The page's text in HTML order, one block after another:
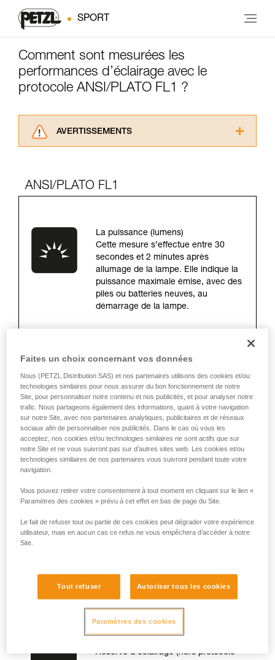
SPORT
Comment sont mesurées les
performances d’éclairage avec le
protocole ANSI/PLATO FL1 ?
AVERTISSEMENTS
consulter. Vous devez avoir compris les
informations de la notice technique pour
Maîtriser ces techniques nécessite une
formation et un entraînement spécifique. Validez
avec un professionnel votre capacité à refaire
la manipulation, seul, en toute sécurité, avant
de la reproduire en autonomie.
Nous donnons des exemples de techniques
liées à votre activité. Il peut en exister d’autres
ANSI/PLATO FL1
La puissance (lumens)
Cette mesure s’effectue entre 30
secondes et 2 minutes après
allumage de la lampe. Elle indique la
puissance maximale émise, avec des
piles ou batteries neuves, au
démarrage de la lampe.
Il s’agit de la distance maximale entre
0,25 lux d’éclairement. La mesure est
faite à l’allumage avec des piles ou
batteries neuves. La distance
d’éclairage dépend directement de la
puissance d’éclairage, mais surtout
de la forme du faisceau.
Elle correspond à la durée pendant
se mesure à partir de 30 secondes
après l’allumage de la lampe jusqu’à
Réserve d’éclairage (hors protocole
Faites un choix concernant vos données
Nous (PETZL Distribution SAS) et nos partenaires utilisons des cookies et/ou
technologies similaires pour nous assurer du bon fonctionnement de notre
Site, pour personnaliser notre contenu et nos publicités, et pour analyser notre
trafic. Nous partageons également des informations, quant à votre navigation
sur notre Site, avec nos partenaires analytiques, publicitaires et de réseaux
sociaux afin de personnaliser nos publicités. Dans le cas où vous les
acceptez, nos cookies et/ou technologies similaires ne sont actifs que sur
notre Site et ne vous suivront pas sur d’autres sites web. Les cookies et/ou
technologies similaires de nos partenaires vous suivront pendant toute votre
navigation.
Vous pouvez retirer votre consentement à tout moment en cliquant sur le lien «
Paramètres des cookies » prévu à cet effet en bas de page du Site.
Le fait de refuser tout ou partie de ces cookies peut dégrader votre expérience
utilisateur, mais en aucun cas ce refus ne vous empêchera d’accéder à notre
Site.
Tout refuser Autoriser tous les cookies
Paramètres des cookies